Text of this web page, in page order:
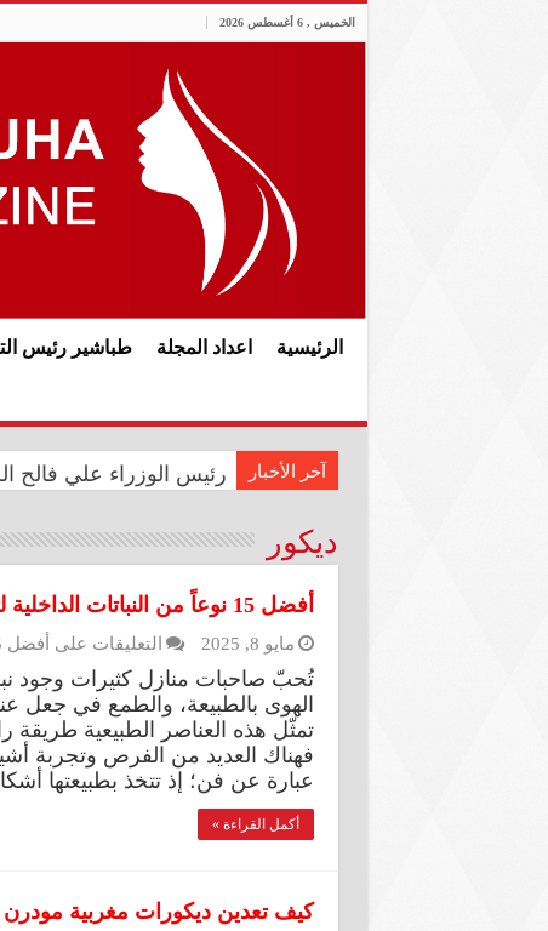
الخميس , 6 أغسطس 2026
الرئيسية اعداد المجلة طباشير رئيس
آخر الأخبار رئيس الوزراء علي فالح
في الذكرى الثانية عشرة
ديكور
أفضل 15 نوعاً من النباتات الداخلية لتنقية هواء منزلك
مايو 8, 2025 التعليقات على أفضل 15 نوعاً من النباتات الداخلية لتنقية هواء منزلك مغلقة
تُحبّ صاحبات منازل كثيرات وجود
الهوى بالطبيعة، والطمع في جعل
تمثّل هذه العناصر الطبيعية
فهناك العديد من الفرص وتجربة
عبارة عن فن؛ إذ تتخذ بطبيعتها
أكمل القراءة »
كيف تعدين ديكورات مغربية